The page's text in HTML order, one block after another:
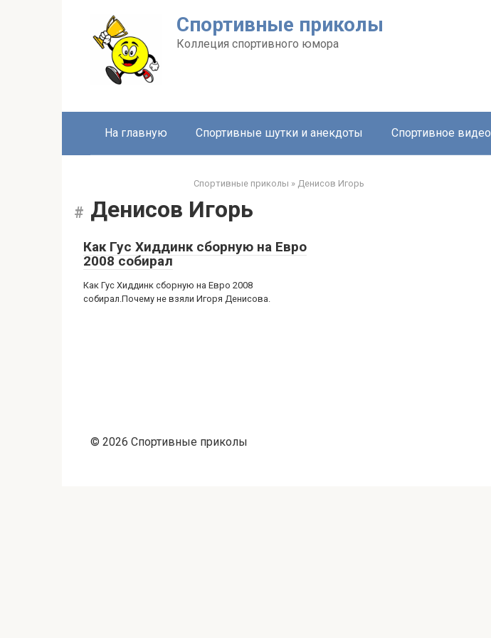
Спортивные приколы
Коллеция спортивного юмора
На главную Спортивные шутки и анекдоты Спортивное видео
Спортивные приколы » Денисов Игорь
Денисов Игорь
Как Гус Хиддинк сборную на Евро
2008 собирал
Как Гус Хиддинк сборную на Евро 2008
собирал.Почему не взяли Игоря Денисова.
© 2026 Спортивные приколы